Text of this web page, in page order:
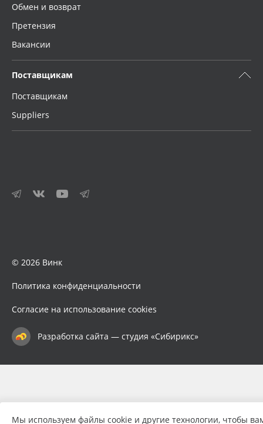
Обмен и возврат
Претензия
Вакансии
Поставщикам
Поставщикам
Suppliers
© 2026 Винк
Политика конфиденциальности
Согласие на использование cookies
Разработка сайта — студия «Сибирикс»
Мы используем файлы cookie и другие технологии, чтобы